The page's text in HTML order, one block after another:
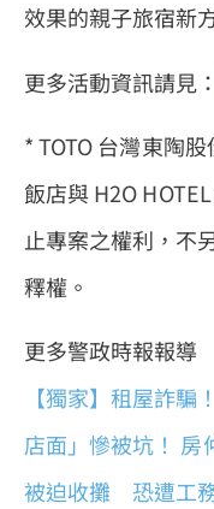
效果的親子旅宿新
更多活動資訊請見：
* TOTO 台灣東陶
飯店與 H2O
止專案之權利，不
釋權。
更多警政時報報導
【獨家】租屋詐
店面」慘被坑！ 房
被迫收攤 恐遭工